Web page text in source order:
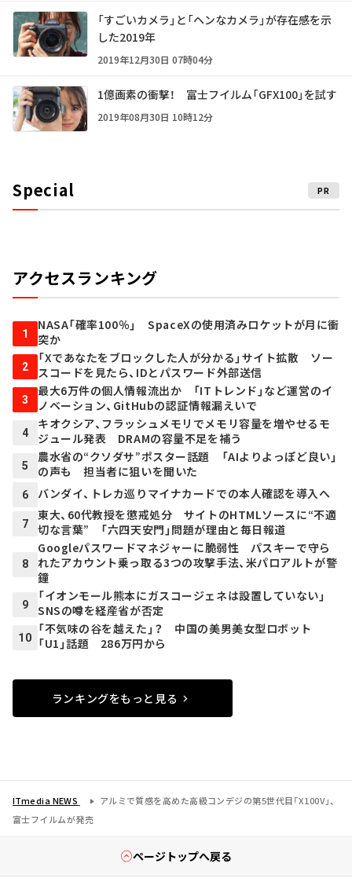
「すごいカメラ」と「ヘンなカメラ」が存在感を示
した2019年
2019年12月30日 07時04分
1億画素の衝撃！ 富士フイルム「GFX100」を試す
2019年08月30日 10時12分
Special PR
アクセスランキング
1
NASA「確率100％」 SpaceXの使用済みロケットが月に衝
突か
2
「Xであなたをブロックした人が分かる」サイト拡散 ソー
スコードを見たら、IDとパスワード外部送信
3
最大6万件の個人情報流出か 「ITトレンド」など運営のイ
ノベーション、GitHubの認証情報漏えいで
4
キオクシア、フラッシュメモリでメモリ容量を増やせるモ
ジュール発表 DRAMの容量不足を補う
5
農水省の“クソダサ”ポスター話題 「AIよりよっぽど良い」
の声も 担当者に狙いを聞いた
6 バンダイ、トレカ巡りマイナカードでの本人確認を導入へ
7
東大、60代教授を懲戒処分 サイトのHTMLソースに“不適
切な言葉” 「六四天安門」問題が理由と毎日報道
8
Googleパスワードマネジャーに脆弱性 パスキーで守ら
れたアカウント乗っ取る3つの攻撃手法、米パロアルトが警
鐘
9
「イオンモール熊本にガスコージェネは設置していない」
SNSの噂を経産省が否定
10
「不気味の谷を越えた」？ 中国の美男美女型ロボット
「U1」話題 286万円から
ランキングをもっと見る
ITmedia NEWS
アルミで質感を高めた高級コンデジの第5世代目「X100V」、
富士フイルムが発売
ページトップへ戻る